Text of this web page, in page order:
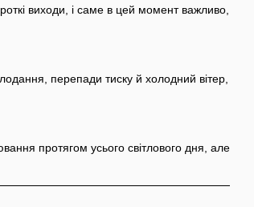
виходи, і саме в цей момент важливо,
перепади тиску й холодний вітер,
протягом усього світлового дня, але